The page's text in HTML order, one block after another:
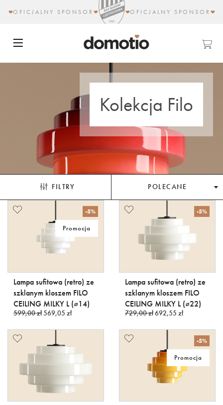
OFICJALNY SPONSOR OFICJALNY SPONSOR
Kolekcja Filo
FILTRY POLECANE
-5%
Promocja
Lampa sufitowa (retro) ze
szklanym kloszem FILO
CEILING MILKY L (⌀14)
599,00 zł569,05 zł
-5%
Lampa sufitowa (retro) ze
szklanym kloszem FILO
CEILING MILKY L (⌀22)
729,00 zł692,55 zł
-5%
Promocja